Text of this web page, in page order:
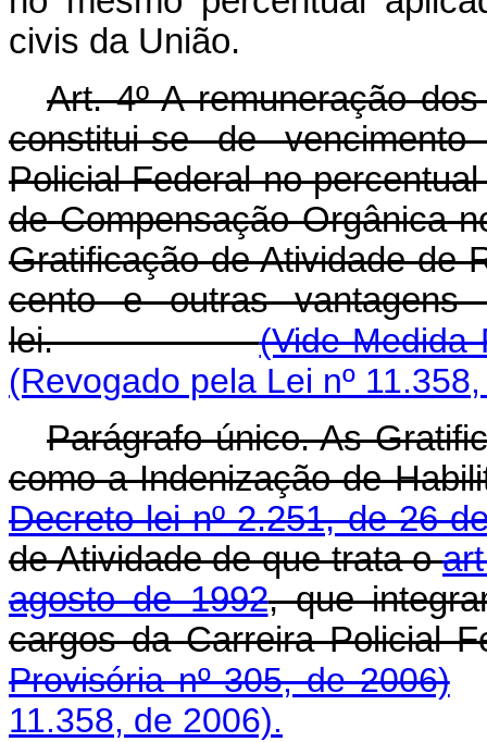
civis da União.
Art. 4º A remuneração
constitui-se de
Policial Federal no
de Compensação Orgânica
Gratificação de Atividade de
cento e outras vantagens
lei.(Vide Medida
(Revogado pela Lei nº
Parágrafo único. As
como a Indenização de
Decreto-lei nº 2.251, de 26
de Atividade de que trata o
agosto de 1992, que
cargos da Carreira
Provisória nº 305, de 2006)
11.358, de 2006).